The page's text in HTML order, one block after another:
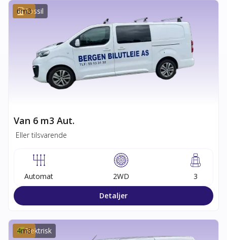
Fossil
6m3
Van 6 m3 Aut.
Eller tilsvarende
Automat 2WD
3
Detaljer
Elektrisk
4m3